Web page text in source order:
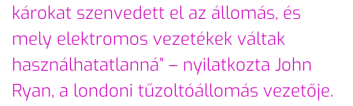
károkat szenvedett el az állomás, és
mely elektromos vezetékek váltak
használhatatlanná” – nyilatkozta John
Ryan, a londoni tűzoltóállomás vezetője.